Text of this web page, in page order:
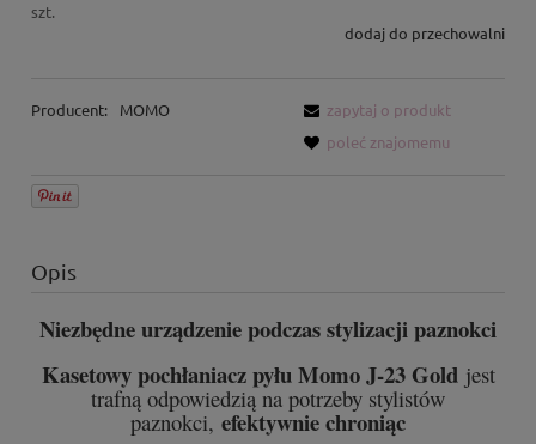
szt.
dodaj do przechowalni
Producent: MOMO
zapytaj o produkt
poleć znajomemu
Opis
Niezbędne urządzenie podczas stylizacji paznokci
Kasetowy pochłaniacz pyłu Momo J-23 Goldjest
trafną odpowiedzią na potrzeby stylistów
paznokci, efektywnie chroniąc